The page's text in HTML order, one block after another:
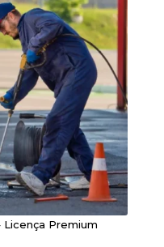
Premium